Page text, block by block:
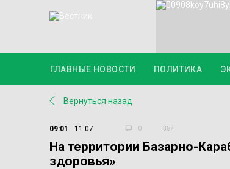
ГЛАВНЫЕ НОВОСТИ ПОЛИТИКА
Вернуться назад
09:01 11.07 0 387
На территории Базарно-
здоровья»